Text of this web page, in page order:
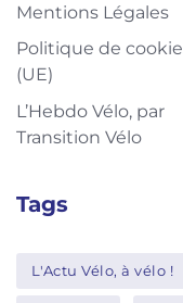
Mentions Légales
Politique de
(UE)
L’Hebdo Vélo, par
Transition Vélo
Tags
L'Actu Vélo, à vélo !